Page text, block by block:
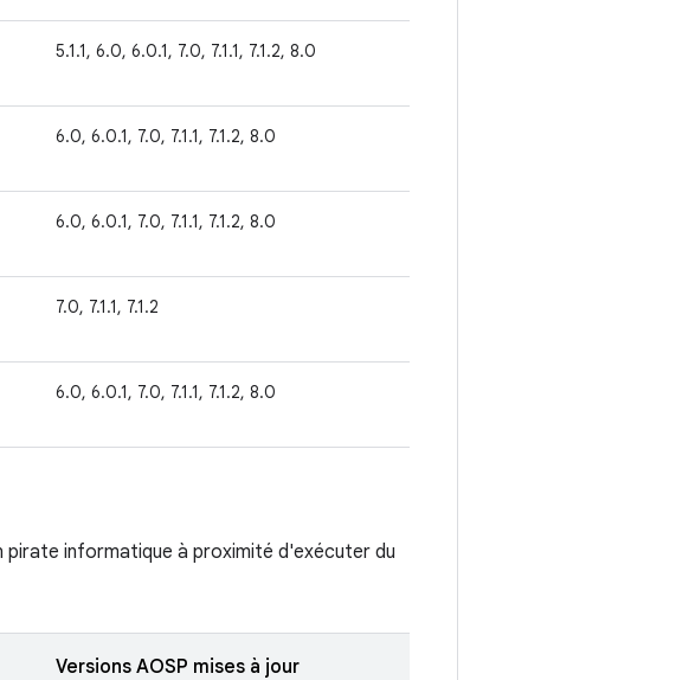
5.1.1, 6.0, 6.0.1, 7.0, 7.1.1, 7.1.2, 8.0
6.0, 6.0.1, 7.0, 7.1.1, 7.1.2, 8.0
6.0, 6.0.1, 7.0, 7.1.1, 7.1.2, 8.0
7.0, 7.1.1, 7.1.2
6.0, 6.0.1, 7.0, 7.1.1, 7.1.2, 8.0
informatique à proximité d'exécuter du
Versions AOSP mises à jour